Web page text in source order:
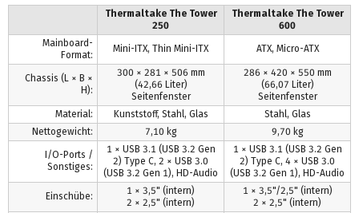
Thermaltake The Tower
250
Thermaltake The Tower
600
Mainboard-
Format:
Mini-ITX, Thin Mini-ITX ATX, Micro-ATX
Chassis (L × B ×
H):
300 × 281 × 506 mm
(42,66 Liter)
Seitenfenster
286 × 420 × 550 mm
(66,07 Liter)
Seitenfenster
Material:
Kunststoff, Stahl, Glas
Stahl, Glas
Nettogewicht:
7,10 kg 9,70 kg
I/O-Ports /
Sonstiges:
1 × USB 3.1 (USB 3.2 Gen
2) Type C, 2 × USB 3.0
(USB 3.2 Gen 1), HD-Audio
1 × USB 3.1 (USB 3.2 Gen
2) Type C, 4 × USB 3.0
(USB 3.2 Gen 1), HD-Audio
Einschübe:
1 × 3,5" (intern)
2 × 2,5" (intern)
1 × 3,5"/2,5" (intern)
2 × 2,5" (intern)